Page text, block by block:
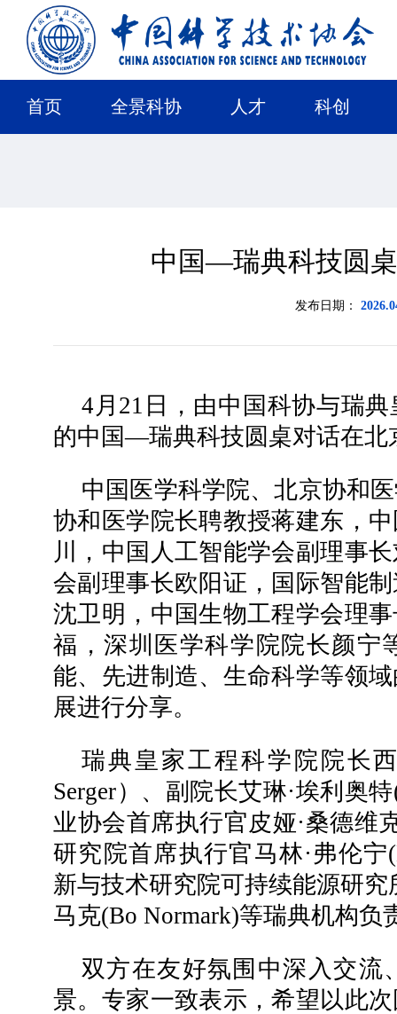
首页 全景科协 人才 科创
中国—瑞典科技圆
发布日期：
4月21日，由中国科协与瑞
的中国—瑞典科技圆桌对话在北
中国医学科学院、北京协和
协和医学院长聘教授蒋建东，
川，中国人工智能学会副理事
会副理事长欧阳证，国际智能
沈卫明，中国生物工程学会理
福，深圳医学科学院院长颜宁
能、先进制造、生命科学等领
展进行分享。
瑞典皇家工程科学院院长
Serger）、副院长艾琳·埃利奥
业协会首席执行官皮娅·桑德维
研究院首席执行官马林·弗伦宁
新与技术研究院可持续能源研究
马克(Bo Normark)等瑞典机构负
双方在友好氛围中深入交流
景。专家一致表示，希望以此